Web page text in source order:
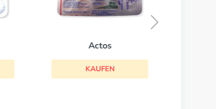
Actos
KAUFEN